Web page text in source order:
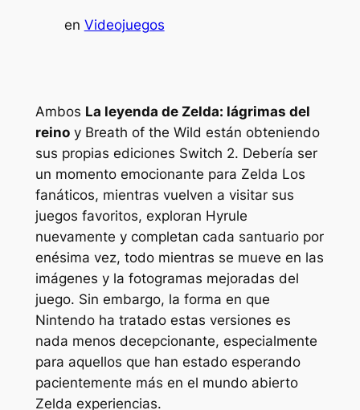
en Videojuegos
Ambos La leyenda de Zelda: lágrimas del
reinoy Breath of the Wild están obteniendo
sus propias ediciones Switch 2. Debería ser
un momento emocionante para Zelda Los
fanáticos, mientras vuelven a visitar sus
juegos favoritos, exploran Hyrule
nuevamente y completan cada santuario por
enésima vez, todo mientras se mueve en las
imágenes y la fotogramas mejoradas del
juego. Sin embargo, la forma en que
Nintendo ha tratado estas versiones es
nada menos decepcionante, especialmente
para aquellos que han estado esperando
pacientemente más en el mundo abierto
Zelda experiencias.